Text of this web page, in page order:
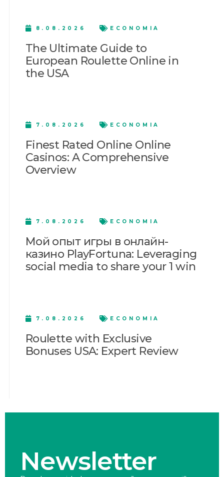
8.08.2026 ECONOMIA
The Ultimate Guide to
European Roulette Online in
the USA
7.08.2026 ECONOMIA
Finest Rated Online Online
Casinos: A Comprehensive
Overview
7.08.2026 ECONOMIA
Мой опыт игры в онлайн-
казино PlayFortuna: Leveraging
social media to share your 1 win
7.08.2026 ECONOMIA
Roulette with Exclusive
Bonuses USA: Expert Review
Newsletter